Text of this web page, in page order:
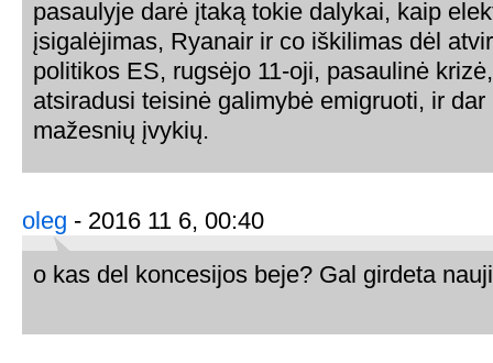
pasaulyje darė įtaką tokie dalykai, kaip
įsigalėjimas, Ryanair ir co iškilimas dėl
politikos ES, rugsėjo 11-oji, pasaulinė
atsiradusi teisinė galimybė emigruoti, ir dar
mažesnių įvykių.
oleg - 2016 11 6, 00:40
o kas del koncesijos beje? Gal girdeta